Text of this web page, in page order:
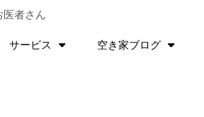
医者さん
サービス 空き家ブログ